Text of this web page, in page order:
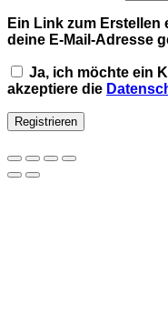
Ein Link zum Erstellen
deine E-Mail-Adresse
Ja, ich möchte ein
akzeptiere die
Registrieren